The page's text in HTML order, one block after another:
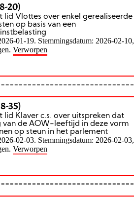
20)
lid Vlottes over enkel gerealiseerde
op basis van een
01-19. Stemmingsdatum: 2026-02-10,
Verworpen
35)
lid Klaver c.s. over uitspreken dat
van de AOW-leeftijd in deze vorm
op steun in het parlement
02-03. Stemmingsdatum: 2026-02-03,
Verworpen